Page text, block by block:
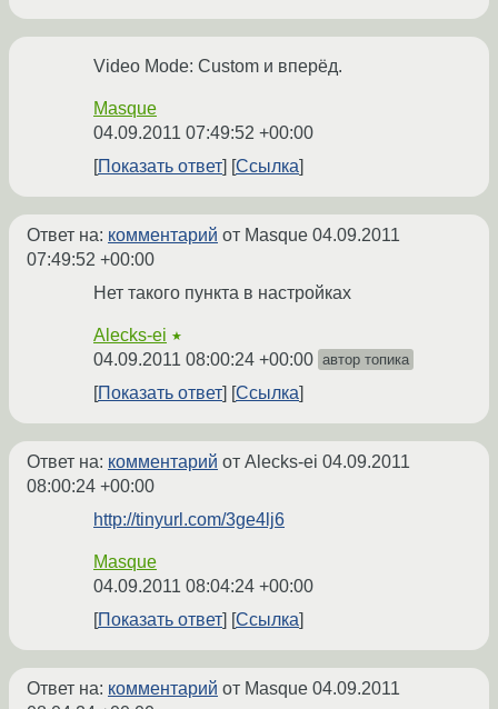
Video Mode: Custom и вперёд.
Masque
04.09.2011 07:49:52 +00:00
Показать ответ
Ссылка
Ответ на: комментарий от Masque 04.09.2011
07:49:52 +00:00
Нет такого пункта в настройках
Alecks-ei ★
04.09.2011 08:00:24 +00:00 автор топика
Показать ответ Ссылка
Ответ на: комментарий от Alecks-ei 04.09.2011
08:00:24 +00:00
http://tinyurl.com/3ge4lj6
Masque
04.09.2011 08:04:24 +00:00
Показать ответ
Ссылка
Ответ на: комментарий от Masque 04.09.2011